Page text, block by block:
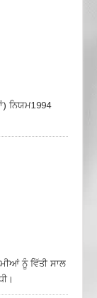
ਨਿਯਮ1994
ਨੂੰ ਵਿੱਤੀ ਸਾਲ